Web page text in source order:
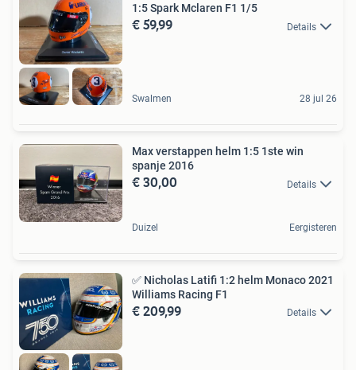
1:5 Spark Mclaren F1 1/5
€ 59,99 Details
Swalmen 28 jul 26
Max verstappen helm 1:5 1ste win
spanje 2016
€ 30,00 Details
Duizel Eergisteren
✅ Nicholas Latifi 1:2 helm Monaco 2021
Williams Racing F1
€ 209,99 Details